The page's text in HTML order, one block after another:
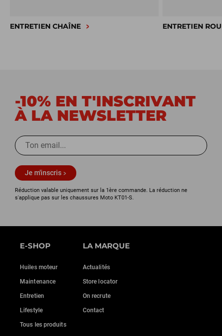
ENTRETIEN CHAÎNE ENTRETIEN
-10% EN T'INSCRIVANT
À LA NEWSLETTER
Je m'inscris
Réduction valable uniquement sur la 1ère commande. La réduction ne
s'applique pas sur les chaussures Moto KT01-S.
E-SHOP
Huiles moteur
Maintenance
Entretien
Lifestyle
Tous les produits
LA MARQUE
Actualités
Store locator
On recrute
Contact